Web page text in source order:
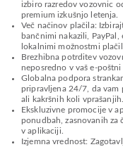
izbiro razredov vozovnic
premium izkušnjo letenja.
Več načinov plačila:
bančnimi nakazili,
lokalnimi možnostmi
Brezhibna potrditev
neposredno v vaš e-
Globalna podpora
pripravljena 24/7, da vam
ali kakršnih koli vprašanjih.
Ekskluzivne promocije v
ponudbah, zasnovanih za
v aplikaciji.
Izjemna vrednost: